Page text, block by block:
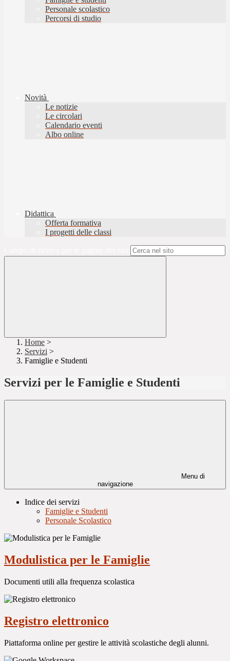
Personale scolastico
Percorsi di studio
Novità
Le notizie
Le circolari
Calendario eventi
Albo online
Didattica
Offerta formativa
I progetti delle classi
Home >
Servizi >
Famiglie e Studenti
Servizi per le Famiglie e Studenti
Menu di
navigazione
Indice dei servizi
Famiglie e Studenti
Personale Scolastico
Modulistica per le Famiglie
Documenti utili alla frequenza scolastica
Registro elettronico
Piattaforma online per gestire le attività scolastiche degli alunni.